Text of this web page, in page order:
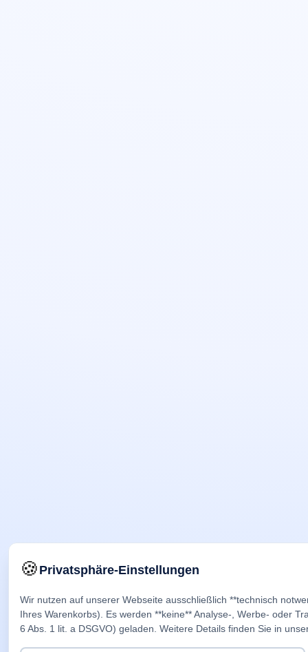
🍪Privatsphäre-Einstellungen
Wir nutzen auf unserer Webseite ausschließlich **technisch
Ihres Warenkorbs). Es werden **keine** Analyse-, Werbe- oder
6 Abs. 1 lit. a DSGVO) geladen. Weitere Details finden Sie in